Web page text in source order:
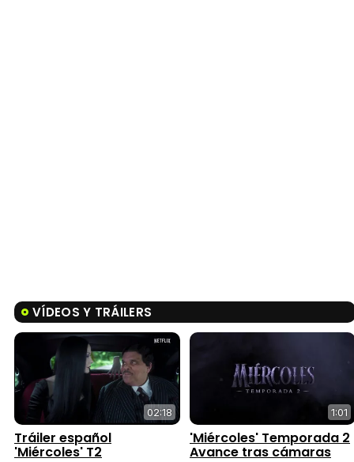
VÍDEOS Y TRÁILERS
02:18
Tráiler español
'Miércoles' T2
1:01
'Miércoles' Temporada 2
Avance tras cámaras